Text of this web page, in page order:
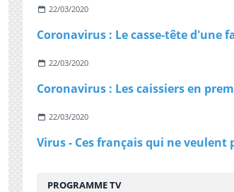
22/03/2020
22/03/2020
22/03/2020
PROGRAMME TV